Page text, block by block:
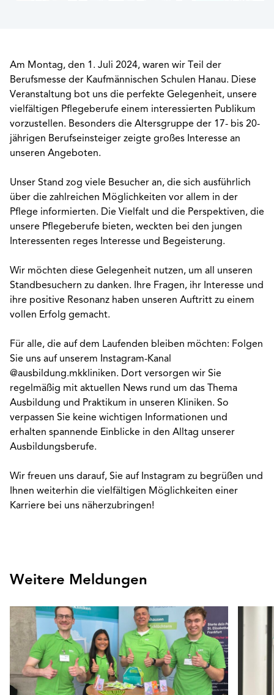
Am Montag, den 1. Juli 2024, waren wir Teil der
Berufsmesse der Kaufmännischen Schulen Hanau. Diese
Veranstaltung bot uns die perfekte Gelegenheit, unsere
vielfältigen Pflegeberufe einem interessierten Publikum
vorzustellen. Besonders die Altersgruppe der 17- bis 20-
jährigen Berufseinsteiger zeigte großes Interesse an
unseren Angeboten.
Unser Stand zog viele Besucher an, die sich ausführlich
über die zahlreichen Möglichkeiten vor allem in der
Pflege informierten. Die Vielfalt und die Perspektiven, die
unsere Pflegeberufe bieten, weckten bei den jungen
Interessenten reges Interesse und Begeisterung.
Wir möchten diese Gelegenheit nutzen, um all unseren
Standbesuchern zu danken. Ihre Fragen, ihr Interesse und
ihre positive Resonanz haben unseren Auftritt zu einem
vollen Erfolg gemacht.
Für alle, die auf dem Laufenden bleiben möchten: Folgen
Sie uns auf unserem Instagram-Kanal
@ausbildung.mkkliniken. Dort versorgen wir Sie
regelmäßig mit aktuellen News rund um das Thema
Ausbildung und Praktikum in unseren Kliniken. So
verpassen Sie keine wichtigen Informationen und
erhalten spannende Einblicke in den Alltag unserer
Ausbildungsberufe.
Wir freuen uns darauf, Sie auf Instagram zu begrüßen und
Ihnen weiterhin die vielfältigen Möglichkeiten einer
Karriere bei uns näherzubringen!
Weitere Meldungen